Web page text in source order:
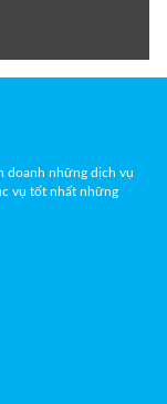
doanh những dịch vụ
vụ tốt nhất những